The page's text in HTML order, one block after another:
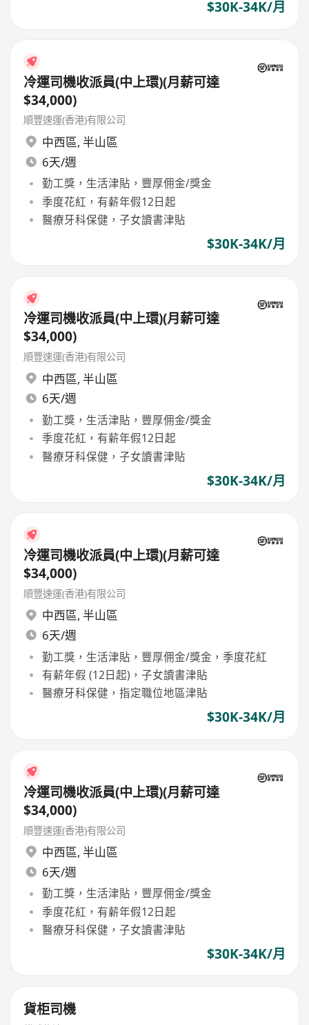
$30K-34K/月
冷運司機收派員(中上環)(月薪可達
$34,000)
順豐速運(香港)有限公司
中西區, 半山區
6天/週
勤工獎，生活津貼，豐厚佣金/獎金
季度花紅，有薪年假12日起
醫療牙科保健，子女讀書津貼
$30K-34K/月
冷運司機收派員(中上環)(月薪可達
$34,000)
順豐速運(香港)有限公司
中西區, 半山區
6天/週
勤工獎，生活津貼，豐厚佣金/獎金
季度花紅，有薪年假12日起
醫療牙科保健，子女讀書津貼
$30K-34K/月
冷運司機收派員(中上環)(月薪可達
$34,000)
順豐速運(香港)有限公司
中西區, 半山區
6天/週
勤工獎，生活津貼，豐厚佣金/獎金，季度花紅
有薪年假 (12日起)，子女讀書津貼
醫療牙科保健，指定職位地區津貼
$30K-34K/月
冷運司機收派員(中上環)(月薪可達
$34,000)
順豐速運(香港)有限公司
中西區, 半山區
6天/週
勤工獎，生活津貼，豐厚佣金/獎金
季度花紅，有薪年假12日起
醫療牙科保健，子女讀書津貼
$30K-34K/月
貨柜司機